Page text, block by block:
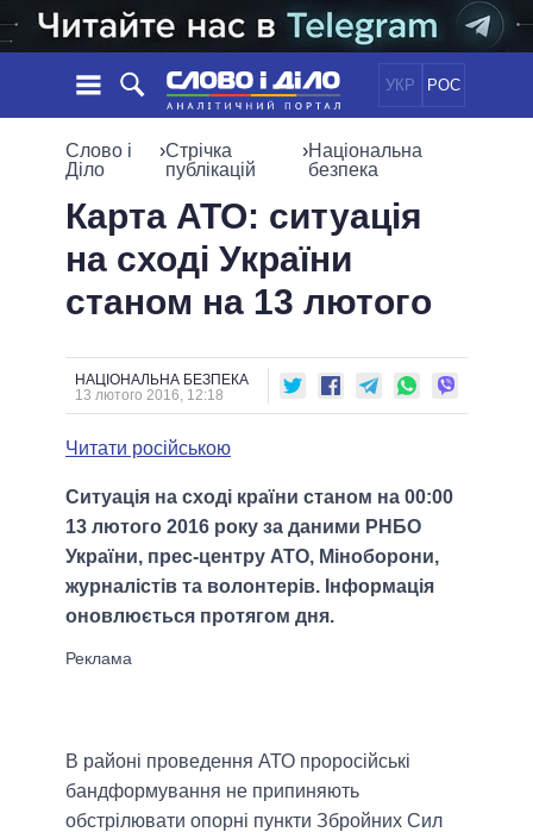
УКР РОС
НОВИНИ
ПОДІЇ
СТАТТІ
ДУМКИ
ДАЙДЖЕСТИ
ЕКОНОМІКА
СУСПІЛЬСТВО
СВІТ
ОБIЦЯНКИ
ПОЛIТИКИ
УСІ ПОЛІТИКИ
ВЕРХОВНА РАДА
КАБІНЕТ МІНІСТРІВ
ГОЛОВИ ОБЛАДМІНІСТРАЦІЙ
ВСІ ПЕРСОНИ
ІНФОГРАФІКА
ВІДЕО
ПІДТРИМАТИ
ПОРІВНЯННЯ ПОЛІТИКІВ
Слово і
Діло
›Стрічка
публікацій
›Національна
безпека
Карта АТО: ситуація
на сході України
станом на 13 лютого
НАЦІОНАЛЬНА БЕЗПЕКА
13 лютого 2016, 12:18
Читати російською
Ситуація на сході країни станом на 00:00
13 лютого 2016 року за даними РНБО
України, прес-центру АТО, Міноборони,
журналістів та волонтерів. Інформація
оновлюється протягом дня.
В районі проведення АТО проросійські
бандформування не припиняють
обстрілювати опорні пункти Збройних Сил